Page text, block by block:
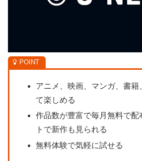
アニメ、映画、マンガ、書籍
て楽しめる
作品数が豊富で毎月無料で配
トで新作も見られる
無料体験で気軽に試せる